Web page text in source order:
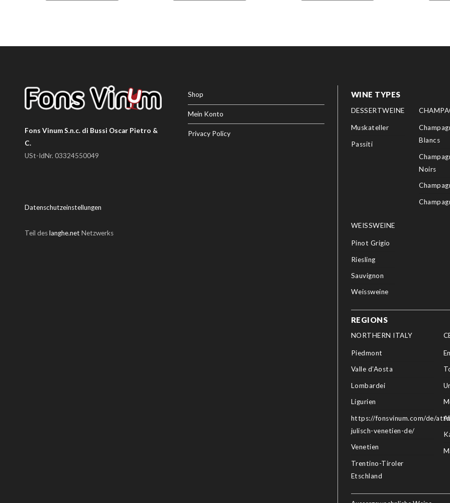
Fons Vinum S.n.c. di Bussi Oscar Pietro &
C.
USt-IdNr. 03324550049
Datenschutzeinstellungen
Teil deslanghe.net Netzwerks
Shop
Mein Konto
Privacy Policy
WINE TYPES
DESSERTWEINE
Muskateller
Passiti
Blancs
Noirs
WEISSWEINE
Pinot Grigio
Riesling
Sauvignon
Weissweine
REGIONS
NORTHERN ITALY
Piedmont
Valle d’Aosta
Lombardei
Ligurien
https://fonsvinum.com/de/
julisch-venetien-de/
Venetien
Trentino-Tiroler
Etschland